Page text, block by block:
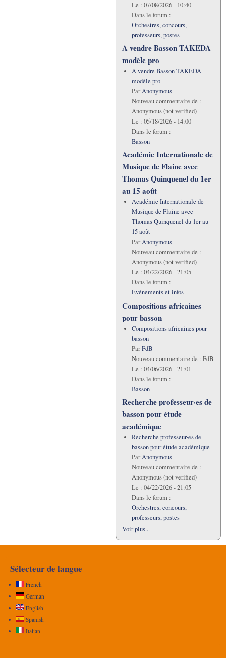
Le : 07/08/2026 - 10:40
Dans le forum :
Orchestres, concours,
professeurs, postes
A vendre Basson TAKEDA
modèle pro
A vendre Basson TAKEDA
modèle pro
ParAnonymous
Nouveau commentaire de :
Anonymous (not verified)
Le : 05/18/2026 - 14:00
Dans le forum :
Basson
Académie Internationale de
Musique de Flaine avec
Thomas Quinquenel du 1er
au 15 août
Académie Internationale de
Musique de Flaine avec
Thomas Quinquenel du 1er au
15 août
ParAnonymous
Nouveau commentaire de :
Anonymous (not verified)
Le : 04/22/2026 - 21:05
Dans le forum :
Evénements et infos
Compositions africaines
pour basson
Compositions africaines pour
basson
ParFdB
Nouveau commentaire de : FdB
Le : 04/06/2026 - 21:01
Dans le forum :
Basson
Recherche professeur·es de
basson pour étude
académique
Recherche professeur·es de
basson pour étude académique
ParAnonymous
Nouveau commentaire de :
Anonymous (not verified)
Le : 04/22/2026 - 21:05
Dans le forum :
Orchestres, concours,
professeurs, postes
Voir plus...
Sélecteur de langue
French
German
English
Spanish
Italian